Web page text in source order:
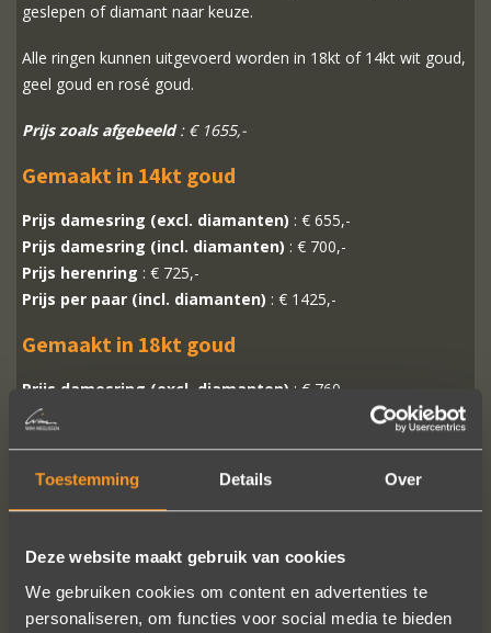
Toestemming Details Over
Deze website maakt gebruik van cookies
We gebruiken cookies om content en advertenties te
personaliseren, om functies voor social media te bieden
geslepen of diamant naar keuze.
Alle ringen kunnen uitgevoerd worden in 18kt of 14kt wit goud,
geel goud en rosé goud.
Prijs zoals afgebeeld: € 1655,-
Gemaakt in 14kt goud
Prijs damesring (excl. diamanten) : € 655,-
Prijs damesring (incl. diamanten) : € 700,-
Prijs herenring : € 725,-
Prijs per paar (incl. diamanten) : € 1425,-
Gemaakt in 18kt goud
Prijs damesring (excl. diamanten) : € 760,-
Prijs damesring (incl. diamanten)
Prijs per paar (incl. diamanten)
MEER INFO BESTELLEN?